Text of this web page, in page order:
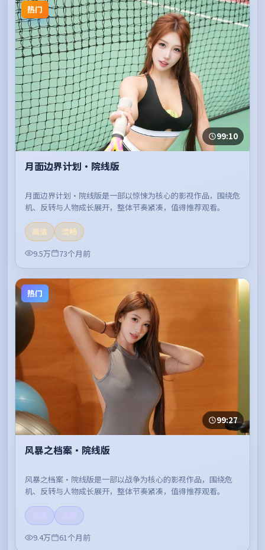
热门
99:10
月面边界计划·院线版
月面边界计划·院线版是一部以惊悚为核心的影视作品，围绕危
机、反转与人物成长展开，整体节奏紧凑，值得推荐观看。
高清
流畅
9.5万
73个月前
热门
99:27
风暴之档案·院线版
风暴之档案·院线版是一部以战争为核心的影视作品，围绕危
机、反转与人物成长展开，整体节奏紧凑，值得推荐观看。
9.4万
61个月前